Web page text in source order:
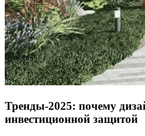
Тренды-2025: почему
инвестиционной защитой